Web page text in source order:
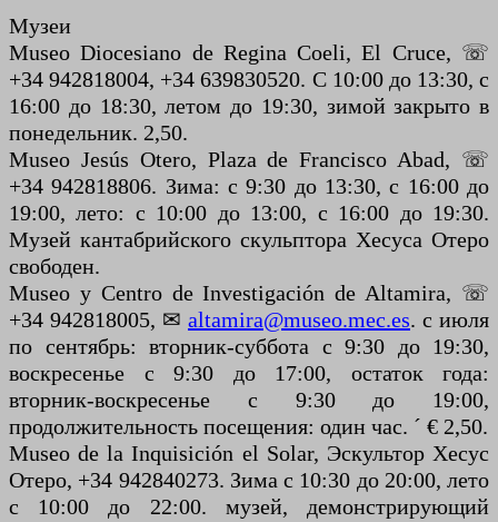
Музеи
Museo Diocesiano de Regina Coeli, El Cruce, ☏
+34 942818004, +34 639830520. С 10:00 до 13:30, с
16:00 до 18:30, летом до 19:30, зимой закрыто в
понедельник. 2,50.
Museo Jesús Otero, Plaza de Francisco Abad, ☏
+34 942818806. Зима: с 9:30 до 13:30, с 16:00 до
19:00, лето: с 10:00 до 13:00, с 16:00 до 19:30.
Музей кантабрийского скульптора Хесуса Отеро
свободен.
Museo y Centro de Investigación de Altamira, ☏
+34 942818005, ✉ altamira@museo.mec.es. с июля
по сентябрь: вторник-суббота с 9:30 до 19:30,
воскресенье с 9:30 до 17:00, остаток года:
вторник-воскресенье с 9:30 до 19:00,
продолжительность посещения: один час. ´ € 2,50.
Museo de la Inquisición el Solar, Эскультор Хесус
Отеро, +34 942840273. Зима с 10:30 до 20:00, лето
с 10:00 до 22:00. музей, демонстрирующий